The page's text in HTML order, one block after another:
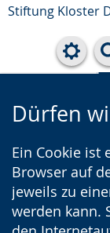
Stiftung Kloster
Dürfen
Ein Cookie ist
Browser auf
jeweils zu
werden kann.